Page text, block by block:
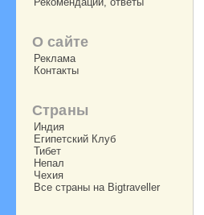
О сайте
Реклама
Контакты
Страны
Индия
Египетский Клуб
Тибет
Непал
Чехия
Все страны на Bigtraveller